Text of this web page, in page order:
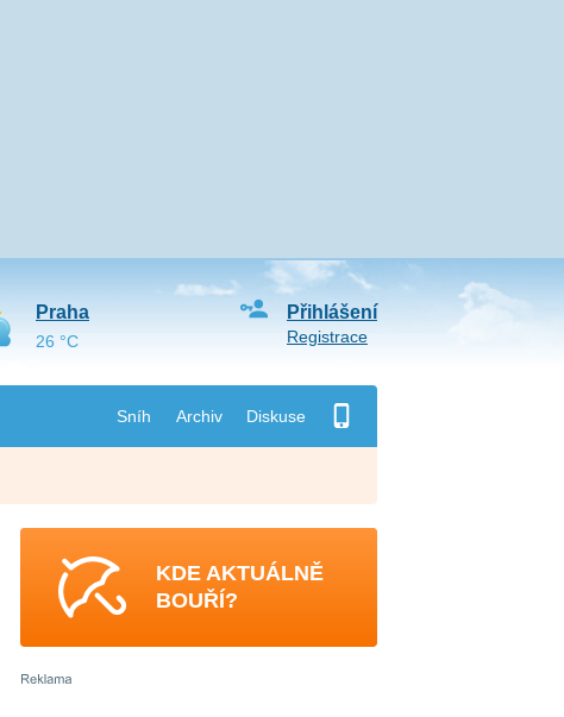
Sníh Archiv Diskuse
Přihlášení
Registrace
Praha
26 °C
KDE AKTUÁLNĚ
BOUŘÍ?